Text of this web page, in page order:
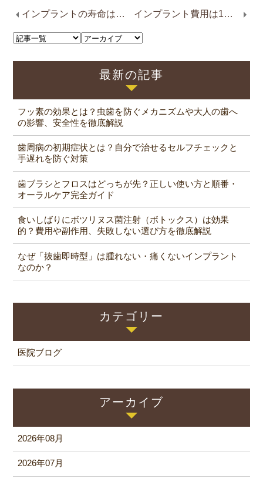
インプラントの寿命はメンテナンスで決まる！費用・頻度・方法の全知識と長持ちの秘訣 インプラント費用は1本いくら？相場・内訳・支払い方法まで専門医が解説
最新の記事
フッ素の効果とは？虫歯を防ぐメカニズムや大人の歯へ
の影響、安全性を徹底解説
歯周病の初期症状とは？自分で治せるセルフチェックと
手遅れを防ぐ対策
歯ブラシとフロスはどっちが先？正しい使い方と順番・
オーラルケア完全ガイド
食いしばりにボツリヌス菌注射（ボトックス）は効果
的？費用や副作用、失敗しない選び方を徹底解説
なぜ「抜歯即時型」は腫れない・痛くないインプラント
なのか？
カテゴリー
医院ブログ
アーカイブ
2026年08月
2026年07月